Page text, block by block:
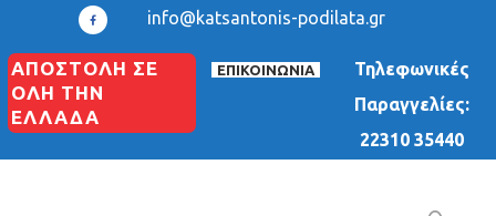
info@katsantonis-podilata.gr
ΑΠΟΣΤΟΛΗ ΣΕ
ΟΛΗ ΤΗΝ
ΕΛΛΑΔΑ
ΕΠΙΚΟΙΝΩΝΙΑ
Τηλεφωνικές
Παραγγελίες:
22310 35440